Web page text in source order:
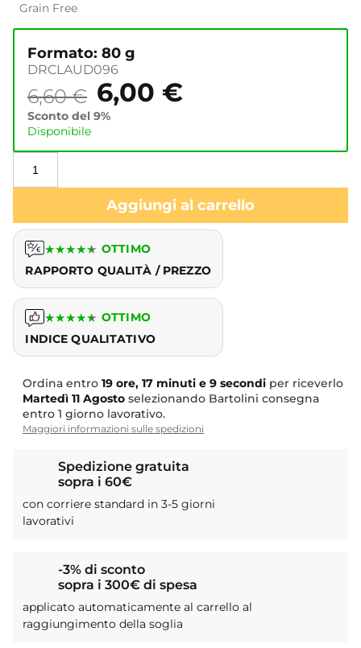
Grain Free
Formato: 80 g
DRCLAUD096
6,60€ 6,00 €
Sconto del 9%
Disponibile
Aggiungi al carrello
★★★★★ OTTIMO
RAPPORTO QUALITÀ / PREZZO
★★★★★ OTTIMO
INDICE QUALITATIVO
Ordina entro 19 ore, 17 minuti e 8 secondi per riceverlo
Martedì 11 Agosto selezionando Bartolini consegna
entro 1 giorno lavorativo.
Maggiori informazioni sulle spedizioni
Spedizione gratuita
sopra i 60€
con corriere standard in 3-5 giorni
lavorativi
-3% di sconto
sopra i 300€ di spesa
applicato automaticamente al carrello al
raggiungimento della soglia